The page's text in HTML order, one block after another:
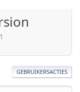
GEBRUIKERSACTIES